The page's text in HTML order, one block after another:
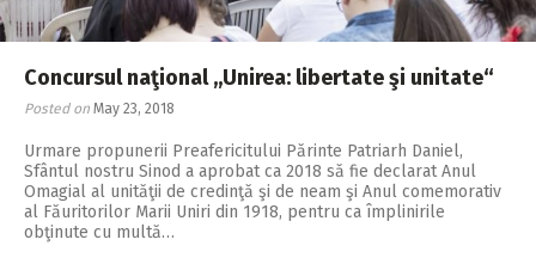
Concursul naţional ,,Unirea: libertate şi unitate“
Posted on May 23, 2018
Urmare propunerii Preafericitului Părinte Patriarh Daniel,
Sfântul nostru Sinod a aprobat ca 2018 să fie declarat Anul
Omagial al unităţii de credinţă şi de neam şi Anul comemorativ
al Făuritorilor Marii Uniri din 1918, pentru ca împlinirile
obţinute cu multă…